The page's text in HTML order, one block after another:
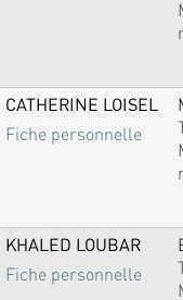
CATHERINE LOISEL
Fiche personnelle
KHALED LOUBAR
Fiche personnelle